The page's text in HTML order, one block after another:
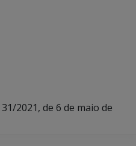
2021, de 6 de maio de